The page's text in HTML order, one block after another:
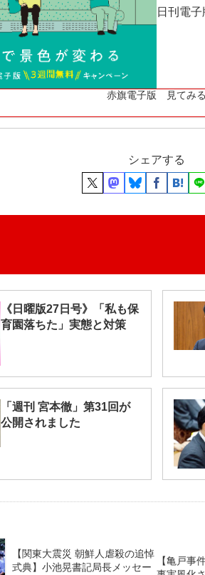
日刊電
赤旗電子版 見てみる
シェアする
《日曜版27日号》「私も保
育園落ちた」実態と対策
「週刊 宮本徹」第31回が
公開されました
【関東大震災 朝鮮人虐殺の追悼
式典】小池晃書記局長メッセー
【亀戸事